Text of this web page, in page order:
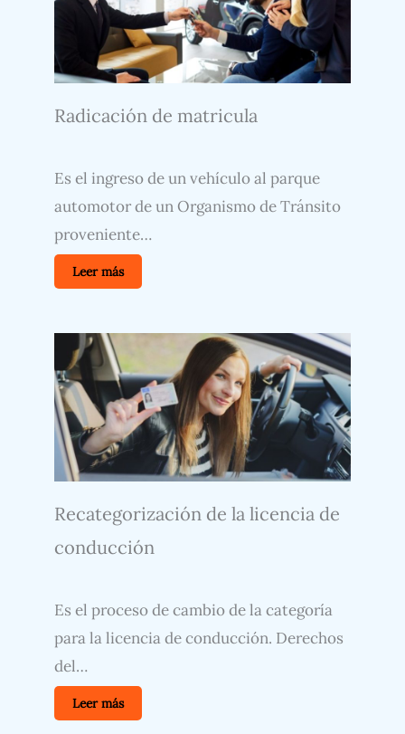
Radicación de matricula
Es el ingreso de un vehículo al parque
automotor de un Organismo de Tránsito
proveniente…
Leer más
Recategorización de la licencia de
conducción
Es el proceso de cambio de la categoría
para la licencia de conducción. Derechos
del…
Leer más